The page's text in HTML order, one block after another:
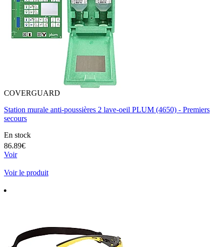
COVERGUARD
Station murale anti-poussières 2 lave-oeil PLUM (4650) - Premiers
secours
En stock
86.89€
Voir
Voir le produit